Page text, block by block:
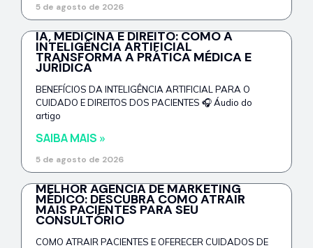
5 de agosto de 2026
IA, MEDICINA E DIREITO: COMO A
INTELIGÊNCIA ARTIFICIAL
TRANSFORMA A PRÁTICA MÉDICA E
JURÍDICA
BENEFÍCIOS DA INTELIGÊNCIA ARTIFICIAL PARA O
CUIDADO E DIREITOS DOS PACIENTES 🎧 Áudio do
artigo
SAIBA MAIS »
5 de agosto de 2026
MELHOR AGÊNCIA DE MARKETING
MÉDICO: DESCUBRA COMO ATRAIR
MAIS PACIENTES PARA SEU
CONSULTÓRIO
COMO ATRAIR PACIENTES E OFERECER CUIDADOS DE